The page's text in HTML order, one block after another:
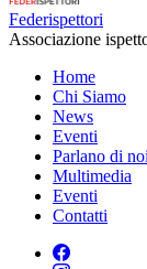
Federispettori
Associazione
Home
Chi Siamo
News
Eventi
Parlano di noi
Multimedia
Eventi
Contatti